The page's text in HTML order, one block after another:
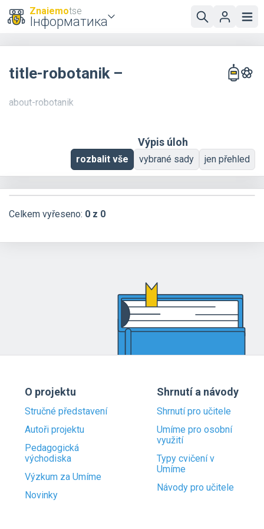
Znaiemotse
Інформатика
title-robotanik –
about-robotanik
Výpis úloh
rozbalit vše vybrané sady jen přehled
Celkem vyřeseno: 0 z 0
O projektu
Stručné představení
Autoři projektu
Pedagogická
východiska
Výzkum za Umíme
Novinky
Shrnutí a návody
Shrnutí pro učitele
Umíme pro osobní
využití
Typy cvičení v
Umíme
Návody pro učitele